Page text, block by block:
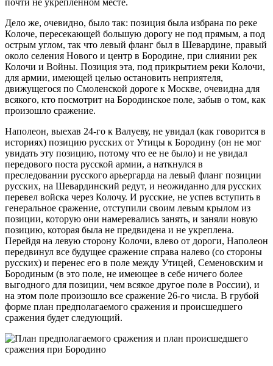
почти не укрепленном месте.
Дело же, очевидно, было так: позиция была избрана по реке
Колоче, пересекающей большую дорогу не под прямым, а под
острым углом, так что левый фланг был в Шевардине, правый
около селения Нового и центр в Бородине, при слиянии рек
Колочи и Войны. Позиция эта, под прикрытием реки Колочи,
для армии, имеющей целью остановить неприятеля,
движущегося по Смоленской дороге к Москве, очевидна для
всякого, кто посмотрит на Бородинское поле, забыв о том, как
произошло сражение.
Наполеон, выехав 24-го к Валуеву, не увидал (как говорится в
историях) позицию русских от Утицы к Бородину (он не мог
увидать эту позицию, потому что ее не было) и не увидал
передового поста русской армии, а наткнулся в
преследовании русского арьергарда на левый фланг позиции
русских, на Шевардинский редут, и неожиданно для русских
перевел войска через Колочу. И русские, не успев вступить в
генеральное сражение, отступили своим левым крылом из
позиции, которую они намеревались занять, и заняли новую
позицию, которая была не предвидена и не укреплена.
Перейдя на левую сторону Колочи, влево от дороги, Наполеон
передвинул все будущее сражение справа налево (со стороны
русских) и перенес его в поле между Утицей, Семеновским и
Бородиным (в это поле, не имеющее в себе ничего более
выгодного для позиции, чем всякое другое поле в России), и
на этом поле произошло все сражение 26-го числа. В грубой
форме план предполагаемого сражения и происшедшего
сражения будет следующий.